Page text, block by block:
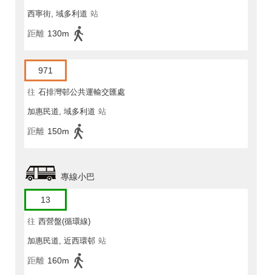
西寧街, 域多利道 站
距離 130m
971
往 石排灣邨公共運輸交匯處
加惠民道, 域多利道 站
距離 150m
專線小巴
13
往 西營盤(循環線)
加惠民道, 近西環邨 站
距離 160m